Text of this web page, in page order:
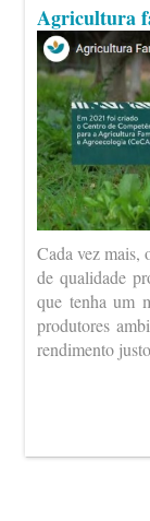
Agricultura
Cada vez mais,
de qualidade
que tenha um
produtores
rendimento